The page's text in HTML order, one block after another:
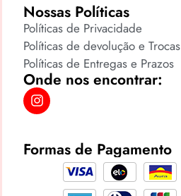
Nossas Políticas
Políticas de Privacidade
Políticas de devolução e Trocas
Políticas de Entregas e Prazos
Onde nos encontrar:
Formas de Pagamento